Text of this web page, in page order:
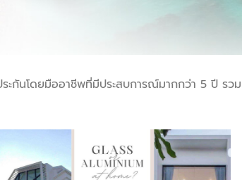
กันโดยมืออาชีพที่มีประสบการณ์มากกว่า 5 ปี รวม